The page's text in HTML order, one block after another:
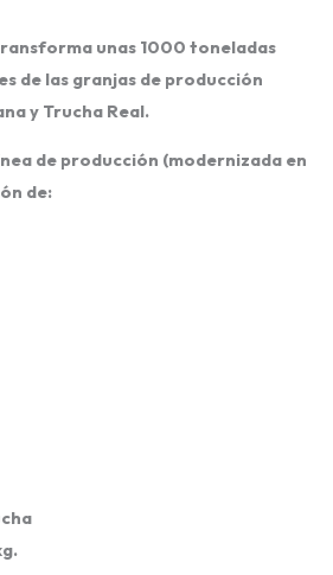
unas 1000 toneladas
de las granjas de producción
y Trucha Real.
de producción (modernizada en
de: